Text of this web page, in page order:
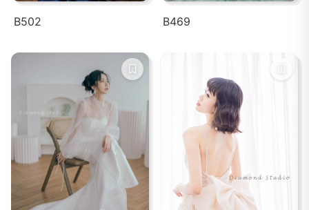
B502 B469